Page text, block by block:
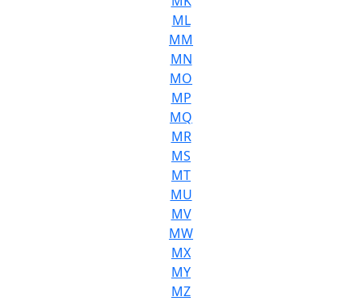
ML
MM
MN
MO
MP
MQ
MR
MS
MT
MU
MV
MW
MX
MY
MZ